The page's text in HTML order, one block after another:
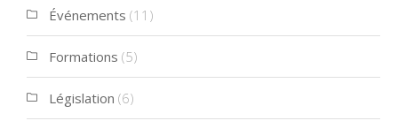
Événements (11)
Formations (5)
Législation (6)